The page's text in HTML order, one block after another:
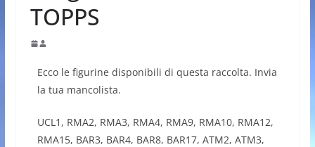
TOPPS
Ecco le figurine disponibili di questa raccolta. Invia
la tua mancolista.
UCL1, RMA2, RMA3, RMA4, RMA9, RMA10, RMA12,
RMA15, BAR3, BAR4, BAR8, BAR17, ATM2, ATM3,